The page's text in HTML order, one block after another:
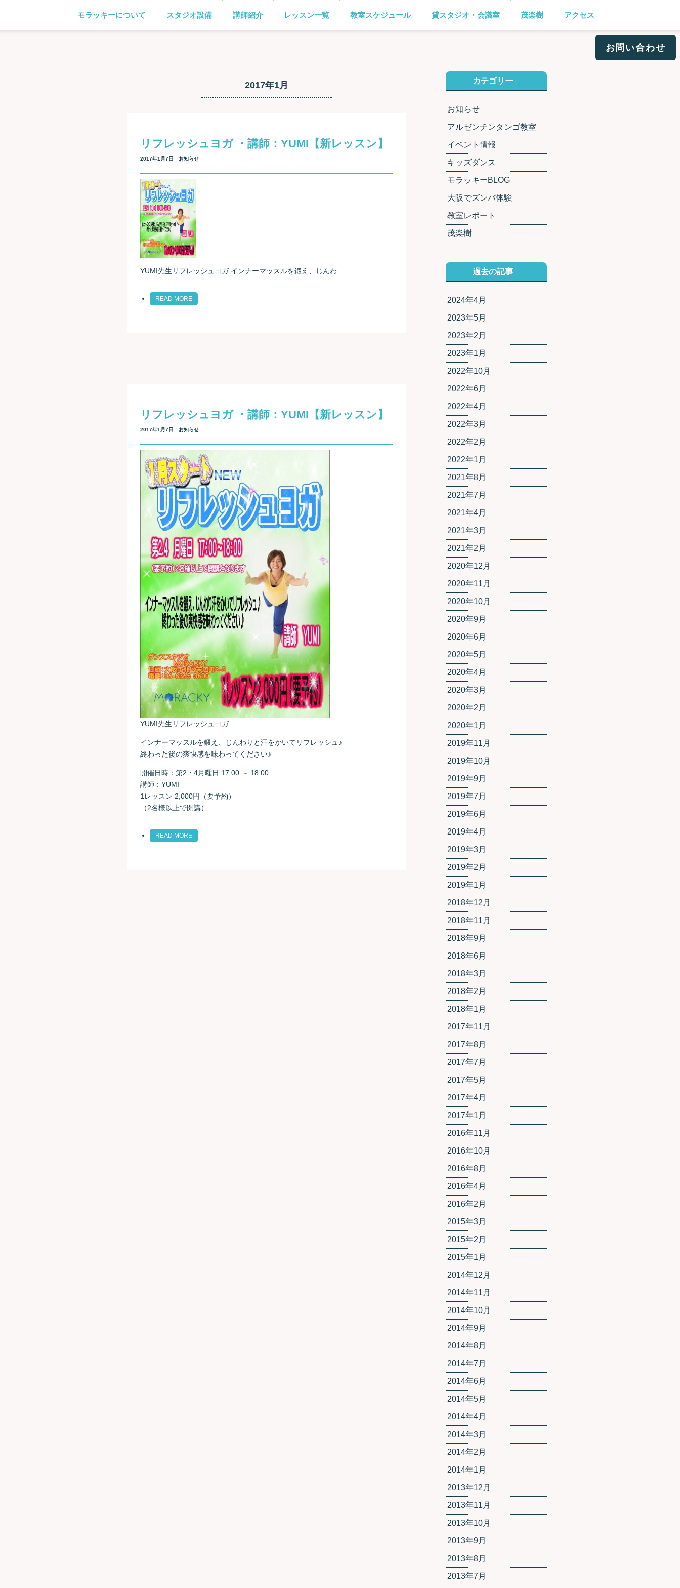
お問い合わせ
モラッキーについて スタジオ設備 講師紹介 レッスン一覧 教室スケジュール 貸スタジオ・会議室 茂楽樹 アクセス
2017年1月
リフレッシュヨガ ・講師：YUMI【新レッスン】
2017年1月7日 お知らせ
YUMI先生リフレッシュヨガ インナーマッスルを鍛え、じんわ
READ MORE
リフレッシュヨガ ・講師：YUMI【新レッスン】
2017年1月7日 お知らせ
YUMI先生リフレッシュヨガ
インナーマッスルを鍛え、じんわりと汗をかいてリフレッシュ♪
終わった後の爽快感を味わってください♪
開催日時：第2・4月曜日 17:00 ～ 18:00
講師：YUMI
1レッスン 2,000円（要予約）
（2名様以上で開講）
READ MORE
カテゴリー
お知らせ
アルゼンチンタンゴ教室
イベント情報
キッズダンス
モラッキーBLOG
大阪でズンバ体験
教室レポート
茂楽樹
過去の記事
2024年4月
2023年5月
2023年2月
2023年1月
2022年10月
2022年6月
2022年4月
2022年3月
2022年2月
2022年1月
2021年8月
2021年7月
2021年4月
2021年3月
2021年2月
2020年12月
2020年11月
2020年10月
2020年9月
2020年6月
2020年5月
2020年4月
2020年3月
2020年2月
2020年1月
2019年11月
2019年10月
2019年9月
2019年7月
2019年6月
2019年4月
2019年3月
2019年2月
2019年1月
2018年12月
2018年11月
2018年9月
2018年6月
2018年3月
2018年2月
2018年1月
2017年11月
2017年8月
2017年7月
2017年5月
2017年4月
2017年1月
2016年11月
2016年10月
2016年8月
2016年4月
2016年2月
2015年3月
2015年2月
2015年1月
2014年12月
2014年11月
2014年10月
2014年9月
2014年8月
2014年7月
2014年6月
2014年5月
2014年4月
2014年3月
2014年2月
2014年1月
2013年12月
2013年11月
2013年10月
2013年9月
2013年8月
2013年7月